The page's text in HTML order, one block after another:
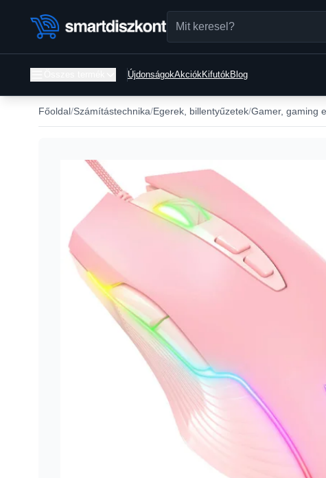
ÚjdonságokAkciókKifutókBlog
Főoldal Számítástechnika Egerek, billentyűzetek Gamer, gaming